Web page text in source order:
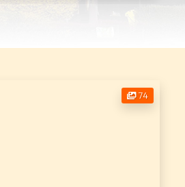
74